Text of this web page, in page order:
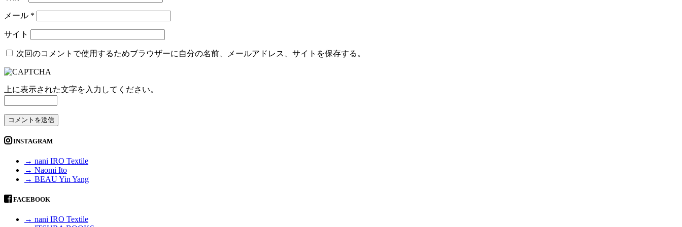
メール *
サイト
次回のコメントで使用するためブラウザーに自分の名前、メールアドレス、サイトを保存する。
上に表示された文字を入力してください。
INSTAGRAM
→ nani IRO Textile
→ Naomi Ito
→ BEAU Yin Yang
FACEBOOK
→ nani IRO Textile